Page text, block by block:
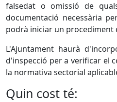
falsedat o omissió de
documentació necessària
podrà iniciar un procediment
L'Ajuntament haurà
d'inspecció per a verificar el
la normativa sectorial
Quin cost té: